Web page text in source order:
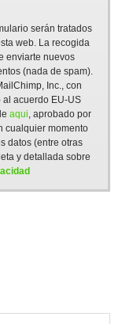
serán tratados
web. La recogida
enviarte nuevos
(nada de spam).
Inc., con
acuerdo EU-US
aqui, aprobado por
cualquier momento
datos (entre otras
y detallada sobre